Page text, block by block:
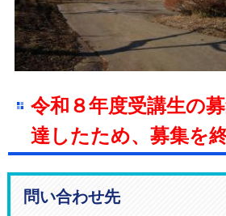
令和８年度受講生の
達したため、募集を
問い合わせ先